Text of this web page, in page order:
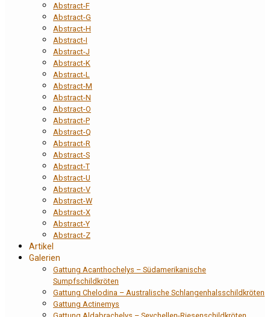
Abstract-F
Abstract-G
Abstract-H
Abstract-I
Abstract-J
Abstract-K
Abstract-L
Abstract-M
Abstract-N
Abstract-O
Abstract-P
Abstract-Q
Abstract-R
Abstract-S
Abstract-T
Abstract-U
Abstract-V
Abstract-W
Abstract-X
Abstract-Y
Abstract-Z
Artikel
Galerien
Gattung Acanthochelys – Südamerikanische
Sumpfschildkröten
Gattung Chelodina – Australische Schlangenhalsschildkröten
Gattung Actinemys